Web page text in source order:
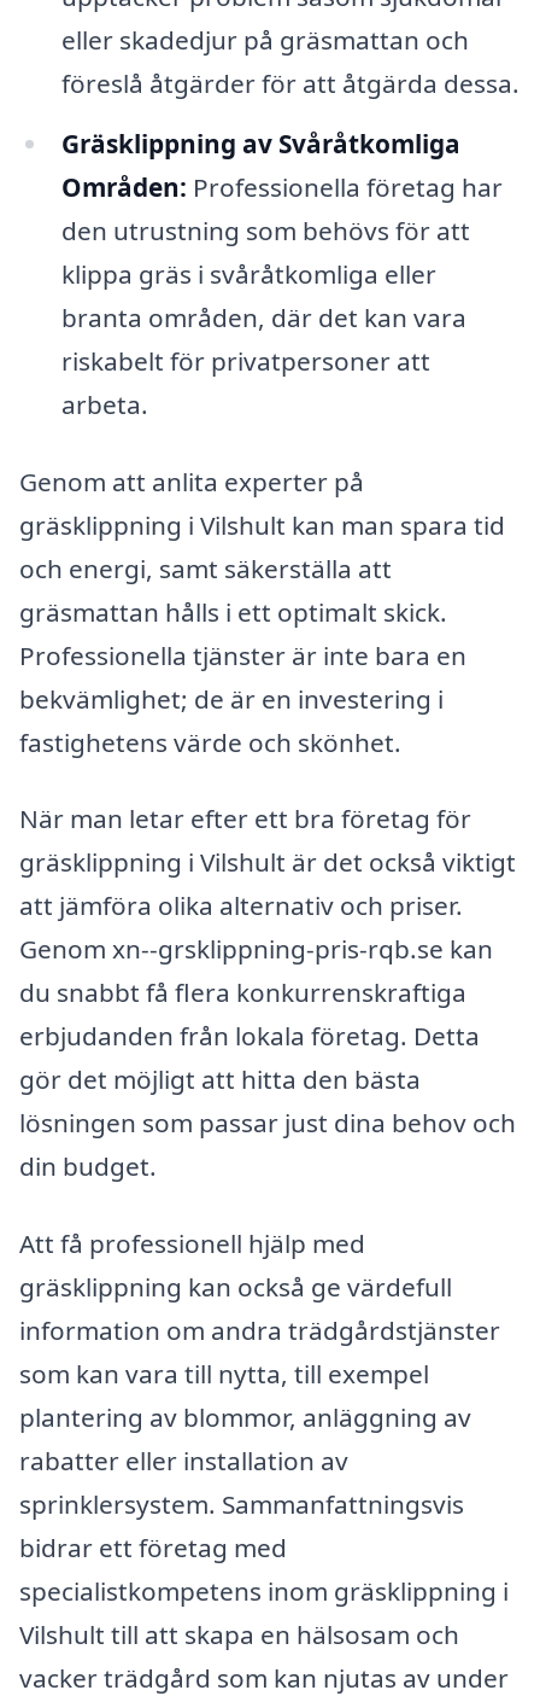
eller skadedjur på gräsmattan och
föreslå åtgärder för att åtgärda dessa.
Gräsklippning av Svåråtkomliga
Områden: Professionella företag har
den utrustning som behövs för att
klippa gräs i svåråtkomliga eller
branta områden, där det kan vara
riskabelt för privatpersoner att
arbeta.
Genom att anlita experter på
gräsklippning i Vilshult kan man spara tid
och energi, samt säkerställa att
gräsmattan hålls i ett optimalt skick.
Professionella tjänster är inte bara en
bekvämlighet; de är en investering i
fastighetens värde och skönhet.
När man letar efter ett bra företag för
gräsklippning i Vilshult är det också viktigt
att jämföra olika alternativ och priser.
Genom xn--grsklippning-pris-rqb.se kan
du snabbt få flera konkurrenskraftiga
erbjudanden från lokala företag. Detta
gör det möjligt att hitta den bästa
lösningen som passar just dina behov och
din budget.
Att få professionell hjälp med
gräsklippning kan också ge värdefull
information om andra trädgårdstjänster
som kan vara till nytta, till exempel
plantering av blommor, anläggning av
rabatter eller installation av
sprinklersystem. Sammanfattningsvis
bidrar ett företag med
specialistkompetens inom gräsklippning i
Vilshult till att skapa en hälsosam och
vacker trädgård som kan njutas av under